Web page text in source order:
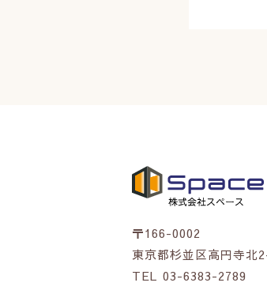
〒166-0002
東京都杉並区高円寺
TEL 03-6383-2789